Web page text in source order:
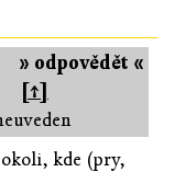
» odpovědět «
[↑]
kde (pry,